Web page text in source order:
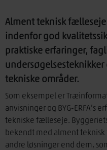
Alment teknisk
indenfor god
praktiske erfaringer,
tekniske områder.
Som eksempel er
anvisninger og BYG-ERFA’s
tekniske fælleseje.
bekendt med alment
andre løsninger end dem,